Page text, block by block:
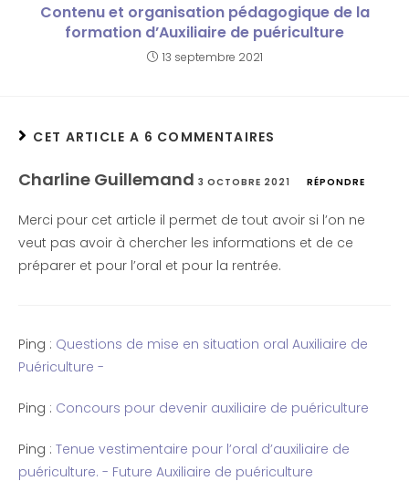
Contenu et organisation pédagogique de la
formation d’Auxiliaire de puériculture
13 septembre 2021
CET ARTICLE A 6 COMMENTAIRES
Charline Guillemand 3 OCTOBRE 2021 RÉPONDRE
Merci pour cet article il permet de tout avoir si l’on ne
veut pas avoir à chercher les informations et de ce
préparer et pour l’oral et pour la rentrée.
Ping : Questions de mise en situation oral Auxiliaire de
Puériculture -
Ping : Concours pour devenir auxiliaire de puériculture
Ping : Tenue vestimentaire pour l’oral d’auxiliaire de
puériculture. - Future Auxiliaire de puériculture